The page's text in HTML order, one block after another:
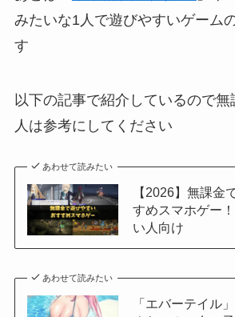
みたいな1人で遊びやすいゲーム
す
以下の記事で紹介しているので
人は参考にしてください
あわせて読みたい
【2026】無課金
すめスマホゲー
い人向け
あわせて読みたい
「エバーテイル